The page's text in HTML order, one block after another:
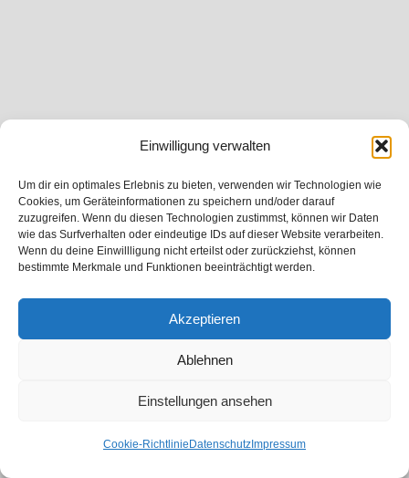
Einwilligung verwalten
Um dir ein optimales Erlebnis zu bieten, verwenden wir Technologien wie
Cookies, um Geräteinformationen zu speichern und/oder darauf
zuzugreifen. Wenn du diesen Technologien zustimmst, können wir Daten
wie das Surfverhalten oder eindeutige IDs auf dieser Website verarbeiten.
Wenn du deine Einwillligung nicht erteilst oder zurückziehst, können
bestimmte Merkmale und Funktionen beeinträchtigt werden.
Akzeptieren
Ablehnen
Einstellungen ansehen
Cookie-Richtlinie Datenschutz Impressum